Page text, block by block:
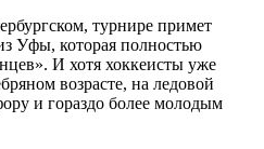
турнире примет
Уфы, которая полностью
И хотя хоккеисты уже
возрасте, на ледовой
и гораздо более молодым